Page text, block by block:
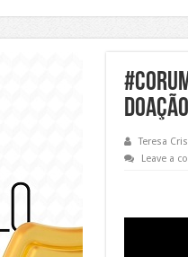
Teresa
Leave a